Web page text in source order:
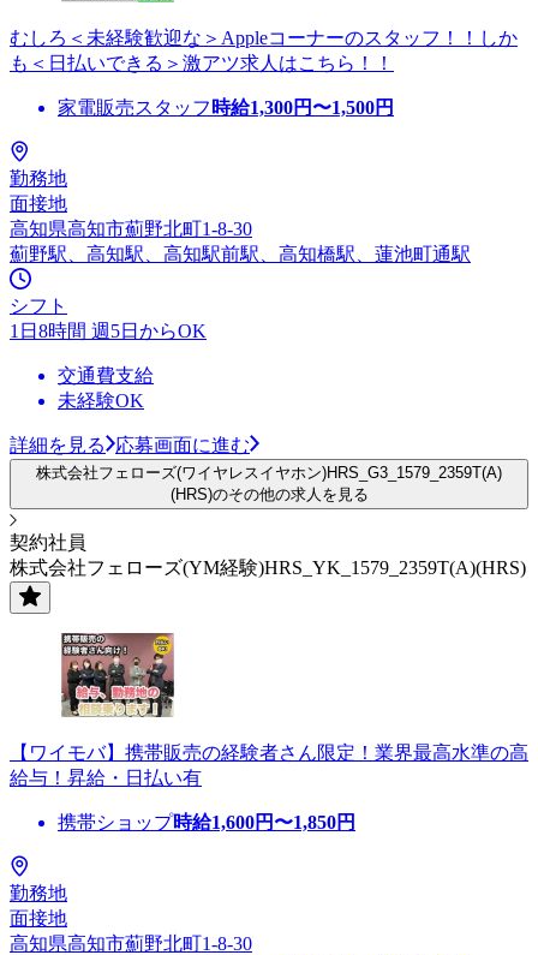
むしろ＜未経験歓迎な＞Appleコーナーのスタッフ！！しか
も＜日払いできる＞激アツ求人はこちら！！
家電販売スタッフ 時給1,300円〜1,500円
勤務地
面接地
高知県高知市薊野北町1-8-30
薊野駅、高知駅、高知駅前駅、高知橋駅、蓮池町通駅
シフト
1日8時間 週5日からOK
交通費支給
未経験OK
詳細を見る 応募画面に進む
株式会社フェローズ(ワイヤレスイヤホン)HRS_G3_1579_2359T(A)
(HRS)のその他の求人を見る
契約社員
株式会社フェローズ(YM経験)HRS_YK_1579_2359T(A)(HRS)
【ワイモバ】携帯販売の経験者さん限定！業界最高水準の高
給与！昇給・日払い有
携帯ショップ時給1,600円〜1,850円
勤務地
面接地
高知県高知市薊野北町1-8-30